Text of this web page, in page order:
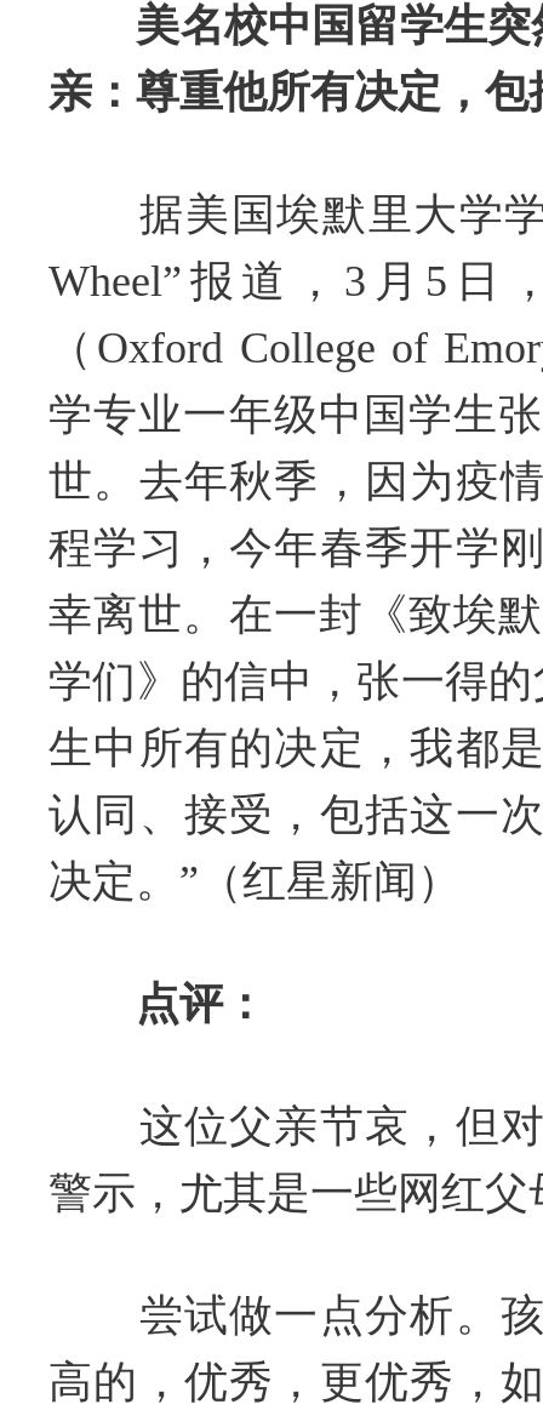
美名校中国留学生
亲：尊重他所有决定，
据美国埃默里大学学
Wheel”报道，3月5日
（Oxford College of
学专业一年级中国学生
世。去年秋季，因为疫
程学习，今年春季开学
幸离世。在一封《致埃
学们》的信中，张一得
生中所有的决定，我都
认同、接受，包括这一
决定。”（红星新闻）
点评：
这位父亲节哀，但对
警示，尤其是一些网红父
尝试做一点分析。孩
高的，优秀，更优秀，